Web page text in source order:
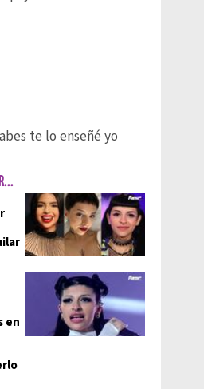
te lo enseñé yo
en